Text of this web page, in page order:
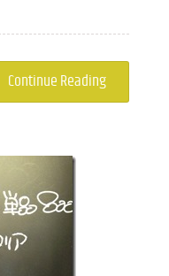
Continue Reading